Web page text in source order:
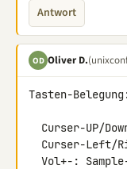
Antwort
OD Oliver D.
Tasten-